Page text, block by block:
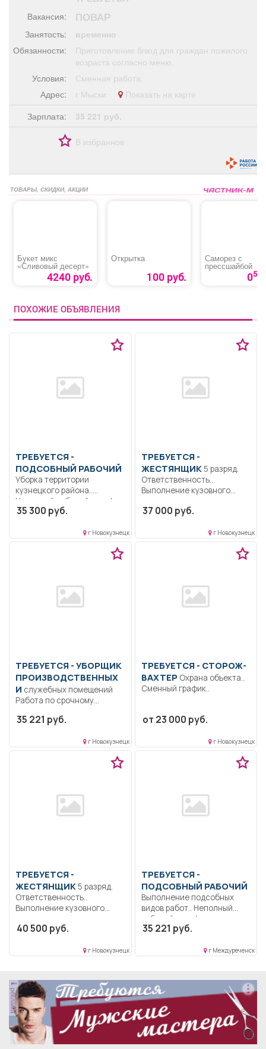
Я - пенсионер
Вакансия: ПОВАР
Занятость:
временно
Обязанности:
Приготовление блюд для граждан пожилого
возраста согласно меню.
Условия:
Сменная работа.
Адрес:
г Мыски
Показать на карте
Зарплата:
35 221 руб.
В избранное
ТОВАРЫ, СКИДКИ, АКЦИИ
Букет микс
«Сливовый десерт»
4240 руб.
Открытка
100 руб.
Саморез с
прессшайбой
050
ПОХОЖИЕ ОБЪЯВЛЕНИЯ
ТРЕБУЕТСЯ -
ПОДСОБНЫЙ РАБОЧИЙ
Уборка территории
кузнецкого района..
Неполный рабочий день/
неполная рабочая неделя..
35 300 руб.
г Новокузнецк
ТРЕБУЕТСЯ -
ЖЕСТЯНЩИК5 разряд.
Ответственность..
Выполнение кузовного
контроль выполненных
37 000 руб.
г Новокузнецк
ТРЕБУЕТСЯ - УБОРЩИК
ПРОИЗВОДСТВЕННЫХ
И служебных помещений
Работа по срочному
01.07.2026г. по...
35 221 руб.
г Новокузнецк
ТРЕБУЕТСЯ - СТОРОЖ-
ВАХТЕР
Сменный график..
от 23 000 руб.
г Новокузнецк
ТРЕБУЕТСЯ -
ЖЕСТЯНЩИК
Ответственность..
Выполнение кузовного
контроль выполненных
40 500 руб.
г Новокузнецк
ТРЕБУЕТСЯ -
ПОДСОБНЫЙ РАБОЧИЙ
Выполнение подсобных
видов работ.. Неполный
рабочий день/неполная
рабочая неделя..
35 221 руб.
г Междуреченск
реклама